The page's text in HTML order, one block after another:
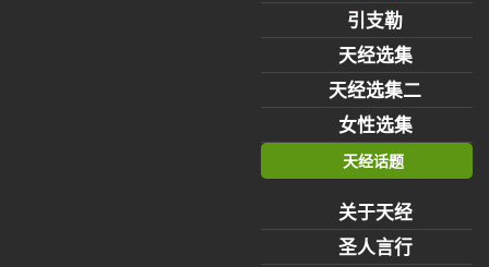
引支勒
天经选集
天经选集二
女性选集
天经话题
关于天经
圣人言行